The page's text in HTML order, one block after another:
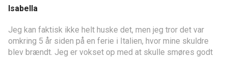
Isabella
Jeg kan faktisk ikke helt huske det, men jeg tror det var
omkring 5 år siden på en ferie i Italien, hvor mine skuldre
blev brændt. Jeg er vokset op med at skulle smøres godt